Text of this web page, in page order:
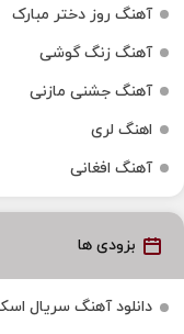
آهنگ روز دختر مبارک
آهنگ زنگ گوشی
آهنگ جشنی مازنی
اهنگ لری
آهنگ افغانی
بزودی ها
دانلود آهنگ سریال اسکویید گیم 3